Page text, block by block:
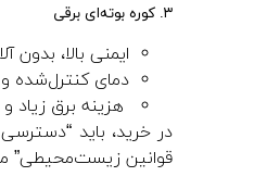
۳. کوره بوته‌ای برقی
ایمنی بالا، بدون
دمای کنترل‌شده
هزینه برق زیاد
در خرید، باید
قوانین زیست‌محیطی”